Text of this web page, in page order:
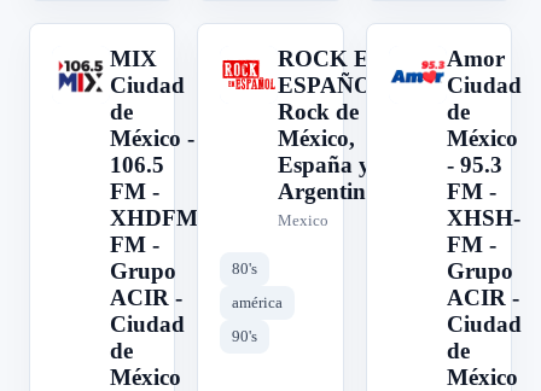
M
MIX
Ciudad
de
México -
106.5
FM -
XHDFM-
FM -
Grupo
ACIR -
Ciudad
de
México
R
ROCK EN
ESPAÑOL:
Rock de
México,
España y
Argentina
Mexico
80's
américa
90's
A
Amor
Ciudad
de
México
- 95.3
FM -
XHSH-
FM -
Grupo
ACIR -
Ciudad
de
México